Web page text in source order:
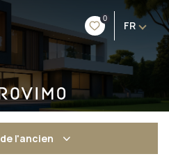
0
FR
de l'ancien